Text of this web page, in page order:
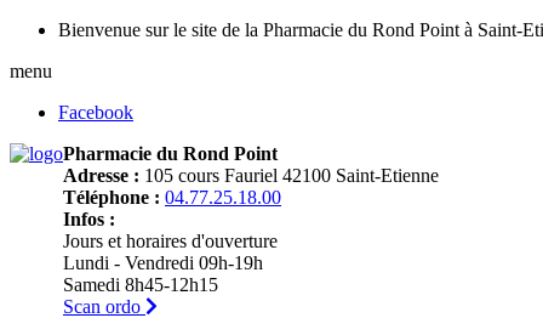
Bienvenue sur le site de la Pharmacie du Rond Point à Saint-
menu
Facebook
Pharmacie du Rond Point
Adresse : 105 cours Fauriel 42100 Saint-Etienne
Téléphone : 04.77.25.18.00
Infos :
Jours et horaires d'ouverture
Lundi - Vendredi 09h-19h
Samedi 8h45-12h15
Scan ordo